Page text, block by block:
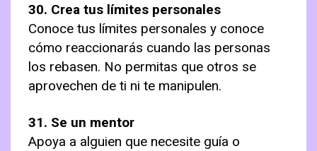
30. Crea tus límites personales
Conoce tus límites personales y conoce
cómo reaccionarás cuando las personas
los rebasen. No permitas que otros se
aprovechen de ti ni te manipulen.
31. Se un mentor
Apoya a alguien que necesite guía o